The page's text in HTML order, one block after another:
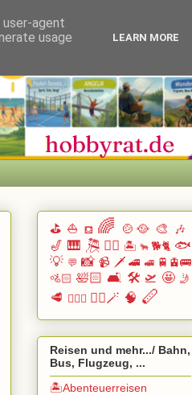
⛳ ⛵ ⛾ 🌈 🍲🥘 🎨 🎶
🎷 🎹 🎘 🏄🏽 🏝️ 🐂 🐕🐈 🐟
💡 💬 📸 📹 🗡️ 🚄 🚅 🚆🚊🚌
🚵🏻 🛀🏻 🛋️ 🛠️ 🛫 🤩 🤳
🥩 🧗🏻‍♀️ 🧙‍♂️🪄 🧠 🪈
Reisen und mehr.../ Bahn,
Bus, Flugzeug, ...
🏝️Abenteuerreisen
agent
usage
LEARN MORE